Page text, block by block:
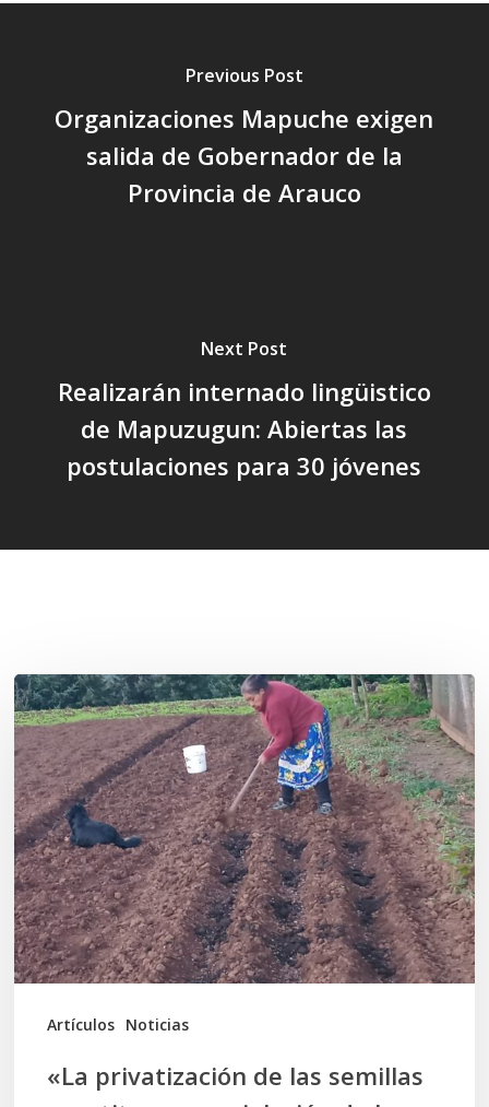
Previous Post
Organizaciones Mapuche exigen
salida de Gobernador de la
Provincia de Arauco
Next Post
Realizarán internado lingüistico
de Mapuzugun: Abiertas las
postulaciones para 30 jóvenes
Artículos Noticias
«La
privatización
de
las
semillas
constituye
una
violación
de
Humanos
«La privatización de las semillas